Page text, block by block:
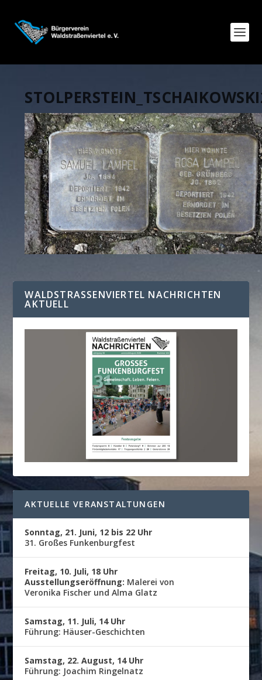
WALDSTRASSENVIERTEL NACHRICHTEN A
KTUELL
AKTUELLE VERANSTALTUNGEN
Sonntag, 21. Juni, 12 bis 22 Uhr
31. Großes Funkenburgfest
Freitag, 10. Juli, 18 Uhr
Ausstellungseröffnung: Malerei von
Veronika Fischer und Alma Glatz
Samstag, 11. Juli, 14 Uhr
Führung: Häuser-Geschichten
Samstag, 22. August, 14 Uhr
Führung: Joachim Ringelnatz